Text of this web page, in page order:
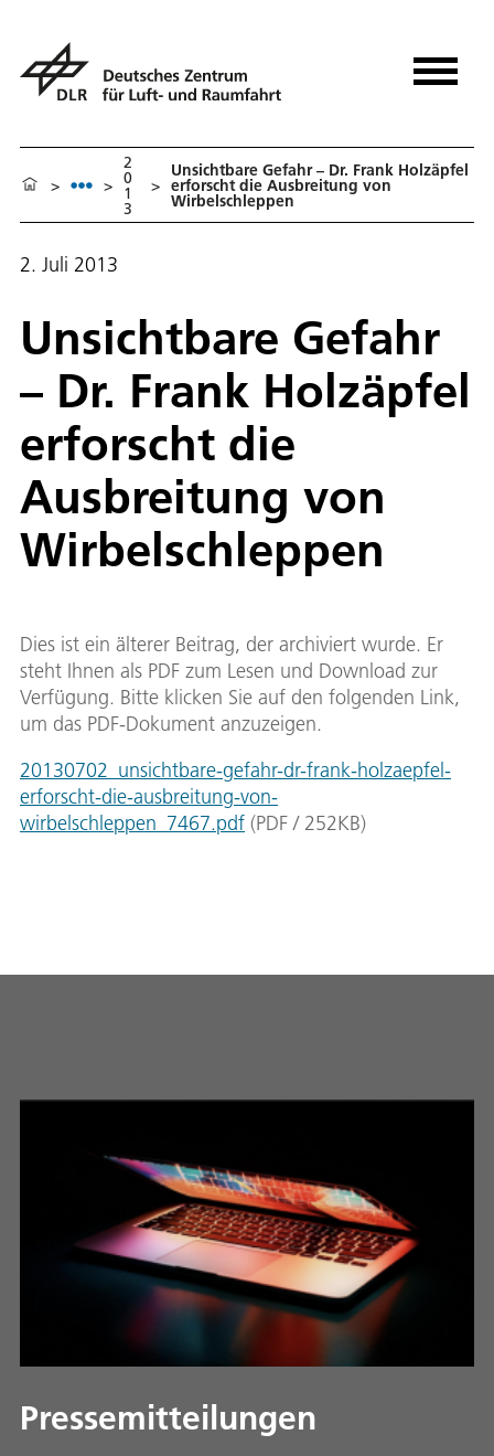
> >
2
0
1
3
>
Unsichtbare Gefahr – Dr. Frank Holzäpfel
erforscht die Ausbreitung von
Wirbelschleppen
2. Juli 2013
Unsichtbare Gefahr
– Dr. Frank Holzäpfel
erforscht die
Ausbreitung von
Wirbelschleppen
Dies ist ein älterer Beitrag, der archiviert wurde. Er
steht Ihnen als PDF zum Lesen und Download zur
Verfügung. Bitte klicken Sie auf den folgenden Link,
um das PDF-Dokument anzuzeigen.
20130702_unsichtbare-gefahr-dr-frank-holzaepfel-
erforscht-die-ausbreitung-von-
wirbelschleppen_7467.pdf (PDF / 252KB)
Pressemitteilungen